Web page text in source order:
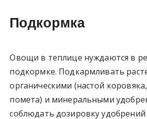
Подкормка
Овощи в теплице нуждаются в
подкормке. Подкармливать
органическими (настой
помета) и минеральными
соблюдать дозировку удобрений